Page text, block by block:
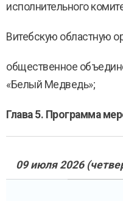
исполнительного
Витебскую областную
общественное
«Белый Медведь»;
Глава 5. Программа
09 июля 2026